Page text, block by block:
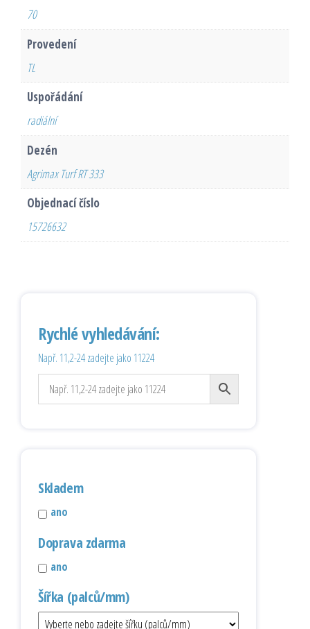
70
Provedení
TL
Uspořádání
radiální
Dezén
Agrimax Turf RT 333
Objednací číslo
15726632
Rychlé vyhledávání:
Např. 11,2-24 zadejte jako 11224
Skladem
ano
Doprava zdarma
ano
Šířka (palců/mm)